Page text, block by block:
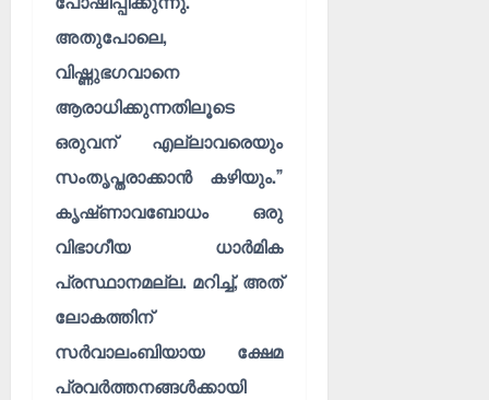
അതുപോലെ,
വിഷ്ണുഭഗവാനെ
ആരാധിക്കുന്നതിലൂടെ
ഒരുവന് എല്ലാവരെയും
സംതൃപ്തരാക്കാൻ കഴിയും.”
കൃഷ്‌ണാവബോധം ഒരു
വിഭാഗീയ ധാർമിക
പ്രസ്ഥാനമല്ല. മറിച്ച്, അത്
ലോകത്തിന്
സർവാലംബിയായ ക്ഷേമ
പ്രവർത്തനങ്ങൾക്കായി